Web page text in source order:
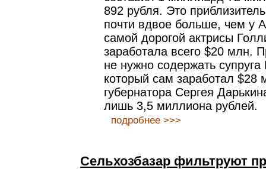
892 рубля. Это
почти вдвое больше, чем у
самой дорогой актрисы
заработала всего $20 млн.
не нужно содержать
который сам заработал $28
губернатора Сергея
лишь 3,5 миллиона рублей.
подробнее >>>
Сельхозбазар фильтруют